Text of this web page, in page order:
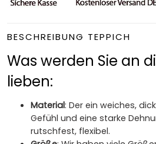
BESCHREIBUNG TEPPICH
Was werden Sie an
lieben:
Material: Der ein weiches,
Gefühl und eine starke
rutschfest, flexibel.